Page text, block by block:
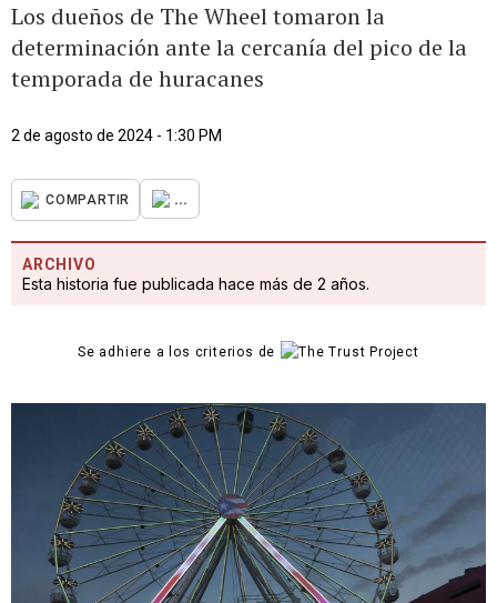
Los dueños de The Wheel tomaron la
determinación ante la cercanía del pico de la
temporada de huracanes
2 de agosto de 2024 - 1:30 PM
COMPARTIR ...
ARCHIVO
Esta historia fue publicada hace más de 2 años.
Se adhiere a los criterios de